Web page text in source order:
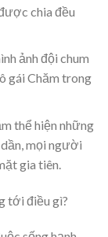
chia đều
ảnh đội chum
gái Chăm trong
thể hiện những
dần, mọi người
gia tiên.
tới điều gì?